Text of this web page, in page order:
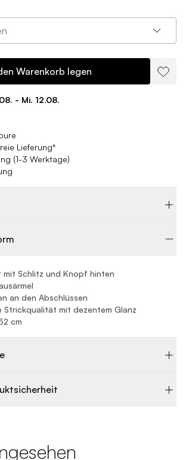
Warenkorb legen
- Mi. 12.08.
Lieferung*
(1-3 Werktage)
Schlitz und Knopf hinten
an den Abschlüssen
Strickqualität mit dezentem Glanz
cm